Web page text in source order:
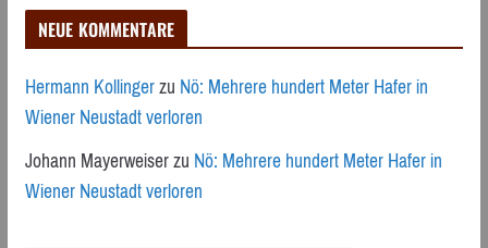
NEUE KOMMENTARE
Hermann KollingerzuNö: Mehrere hundert Meter Hafer in
Wiener Neustadt verloren
Johann MayerweiserzuNö: Mehrere hundert Meter Hafer in
Wiener Neustadt verloren